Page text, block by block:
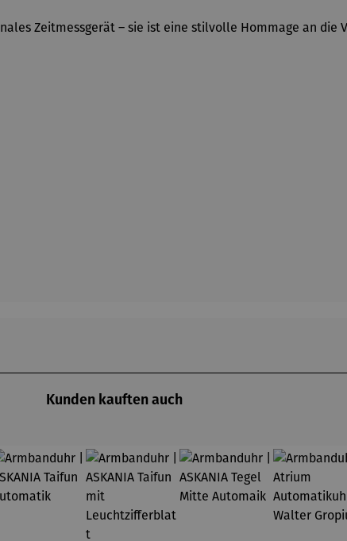
Zeitmessgerät – sie ist eine stilvolle Hommage an die
Kunden kauften auch